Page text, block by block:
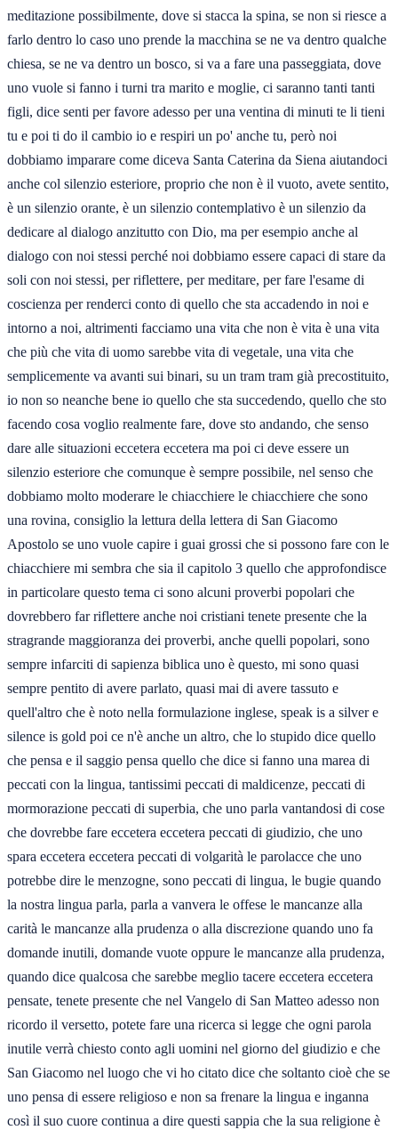
meditazione possibilmente, dove si stacca la spina, se non si riesce a
farlo dentro lo caso uno prende la macchina se ne va dentro qualche
chiesa, se ne va dentro un bosco, si va a fare una passeggiata, dove
uno vuole si fanno i turni tra marito e moglie, ci saranno tanti tanti
figli, dice senti per favore adesso per una ventina di minuti te li tieni
tu e poi ti do il cambio io e respiri un po' anche tu, però noi
dobbiamo imparare come diceva Santa Caterina da Siena aiutandoci
anche col silenzio esteriore, proprio che non è il vuoto, avete sentito,
è un silenzio orante, è un silenzio contemplativo è un silenzio da
dedicare al dialogo anzitutto con Dio, ma per esempio anche al
dialogo con noi stessi perché noi dobbiamo essere capaci di stare da
soli con noi stessi, per riflettere, per meditare, per fare l'esame di
coscienza per renderci conto di quello che sta accadendo in noi e
intorno a noi, altrimenti facciamo una vita che non è vita è una vita
che più che vita di uomo sarebbe vita di vegetale, una vita che
semplicemente va avanti sui binari, su un tram tram già precostituito,
io non so neanche bene io quello che sta succedendo, quello che sto
facendo cosa voglio realmente fare, dove sto andando, che senso
dare alle situazioni eccetera eccetera ma poi ci deve essere un
silenzio esteriore che comunque è sempre possibile, nel senso che
dobbiamo molto moderare le chiacchiere le chiacchiere che sono
una rovina, consiglio la lettura della lettera di San Giacomo
Apostolo se uno vuole capire i guai grossi che si possono fare con le
chiacchiere mi sembra che sia il capitolo 3 quello che approfondisce
in particolare questo tema ci sono alcuni proverbi popolari che
dovrebbero far riflettere anche noi cristiani tenete presente che la
stragrande maggioranza dei proverbi, anche quelli popolari, sono
sempre infarciti di sapienza biblica uno è questo, mi sono quasi
sempre pentito di avere parlato, quasi mai di avere tassuto e
quell'altro che è noto nella formulazione inglese, speak is a silver e
silence is gold poi ce n'è anche un altro, che lo stupido dice quello
che pensa e il saggio pensa quello che dice si fanno una marea di
peccati con la lingua, tantissimi peccati di maldicenze, peccati di
mormorazione peccati di superbia, che uno parla vantandosi di cose
che dovrebbe fare eccetera eccetera peccati di giudizio, che uno
spara eccetera eccetera peccati di volgarità le parolacce che uno
potrebbe dire le menzogne, sono peccati di lingua, le bugie quando
la nostra lingua parla, parla a vanvera le offese le mancanze alla
carità le mancanze alla prudenza o alla discrezione quando uno fa
domande inutili, domande vuote oppure le mancanze alla prudenza,
quando dice qualcosa che sarebbe meglio tacere eccetera eccetera
pensate, tenete presente che nel Vangelo di San Matteo adesso non
ricordo il versetto, potete fare una ricerca si legge che ogni parola
inutile verrà chiesto conto agli uomini nel giorno del giudizio e che
San Giacomo nel luogo che vi ho citato dice che soltanto cioè che se
uno pensa di essere religioso e non sa frenare la lingua e inganna
così il suo cuore continua a dire questi sappia che la sua religione è